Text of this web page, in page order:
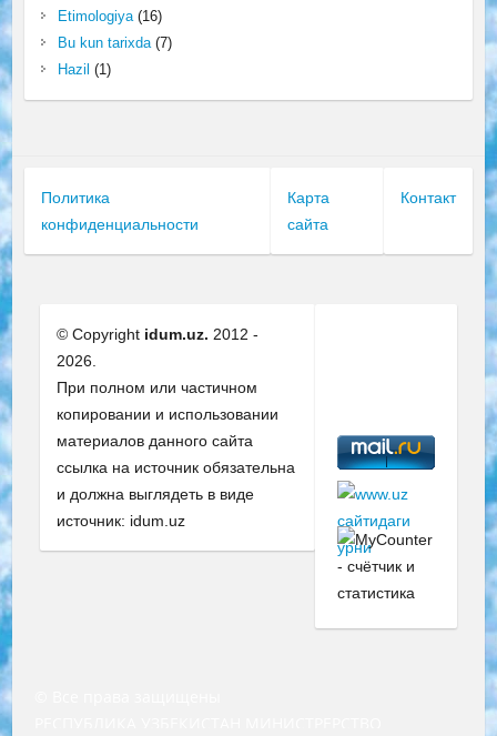
Etimologiya(16)
Bu kun tarixda(7)
Hazil (1)
Политика
конфиденциальности
Карта
сайта
Контакт
© Copyright idum.uz. 2012 -
2026.
При полном или частичном
копировании и использовании
материалов данного сайта
ссылка на источник обязательна
и должна выглядеть в виде
источник: idum.uz